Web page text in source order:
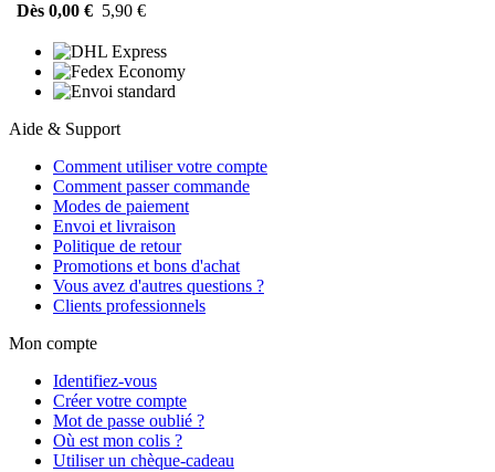
Dès 0,00 € 5,90 €
Aide & Support
Comment utiliser votre compte
Comment passer commande
Modes de paiement
Envoi et livraison
Politique de retour
Promotions et bons d'achat
Vous avez d'autres questions ?
Clients professionnels
Mon compte
Identifiez-vous
Créer votre compte
Mot de passe oublié ?
Où est mon colis ?
Utiliser un chèque-cadeau